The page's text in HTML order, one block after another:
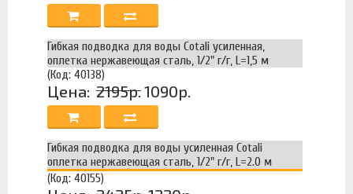
Гибкая подводка для воды Cotali усиленная,
оплетка нержавеющая сталь, 1/2" г/г, L=1,5 м
(Код: 40138)
Цена: 2195р.1090р.
Гибкая подводка для воды усиленная Cotali
оплетка нержавеющая сталь, 1/2" г/г, L=2.0 м
(Код: 40155)